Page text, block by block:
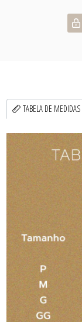
TABELA DE MEDIDAS